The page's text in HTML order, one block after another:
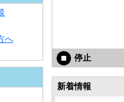
停止
新着情報
へ